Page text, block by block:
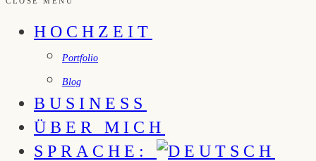
HOCHZEIT
Portfolio
Blog
BUSINESS
ÜBER MICH
SPRACHE: